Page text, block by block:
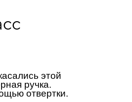
этой
ручка.
отвертки.